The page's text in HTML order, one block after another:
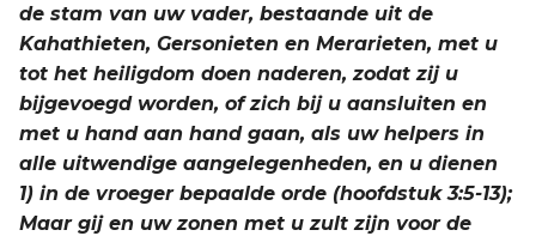
de stam van uw vader, bestaande uit de
Kahathieten, Gersonieten en Merarieten, met u
tot het heiligdom doen naderen, zodat zij u
bijgevoegd worden, of zich bij u aansluiten en
met u hand aan hand gaan, als uw helpers in
alle uitwendige aangelegenheden, en u dienen
1) in de vroeger bepaalde orde (hoofdstuk 3:5-13);
Maar gij en uw zonen met u zult zijn voor de